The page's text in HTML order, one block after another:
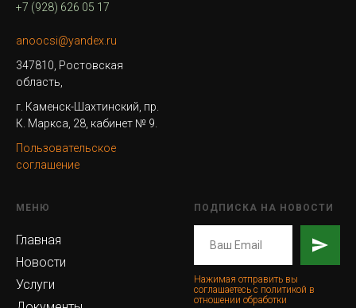
+7 (928) 626 05 17
anoocsi@yandex.ru
347810, Ростовская
область,
г. Каменск-Шахтинский, пр.
К. Маркса, 28, кабинет № 9.
Пользовательское
соглашение
МЕНЮ
Главная
Новости
Услуги
ПОДПИСКА НА НОВОСТИ
Нажимая отправить вы
соглашаетесь с политикой в
отношении обработки